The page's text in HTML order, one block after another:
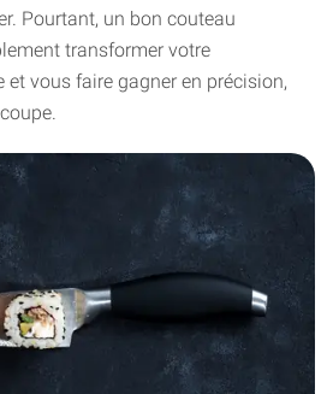
Pourtant, un bon couteau
transformer votre
et vous faire gagner en précision,